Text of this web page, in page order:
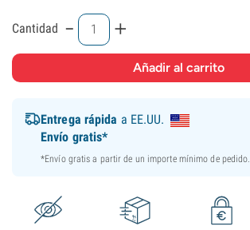
Cantidad - +
Entrega rápida a EE.UU.
Envío gratis*
*Envío gratis a partir de un importe mínimo de pedido.